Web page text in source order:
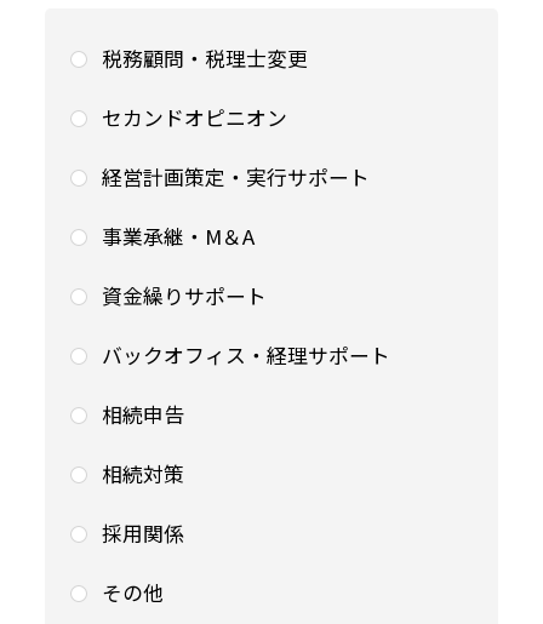
税務顧問・税理士変更
セカンドオピニオン
経営計画策定・実行サポート
事業承継・M＆A
資金繰りサポート
バックオフィス・経理サポート
相続申告
相続対策
採用関係
その他